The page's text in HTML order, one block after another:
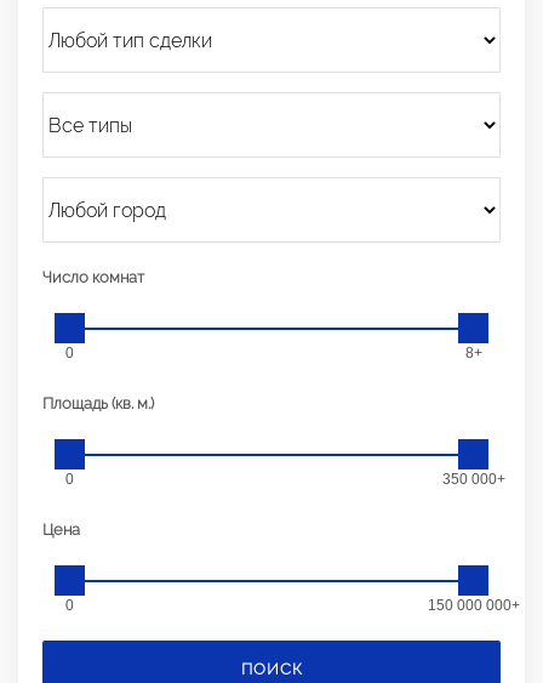
Число комнат
0 8+
Площадь (кв. м.)
0 350 000+
Цена
0 150 000 000+
ПОИСК